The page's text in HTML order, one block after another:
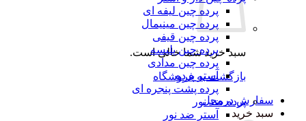
سبد خرید شما خالی است.
بازگشت به فروشگاه
درمحل
خرید
پرده چین لیفه ای
پرده چین مینیمال
پرده چین قیفی
پرده چین پلیسه
پرده چین مدادی
آستر پرده
پرده پشت پنجره ای
پرده ضد نور
آستر ضد نور